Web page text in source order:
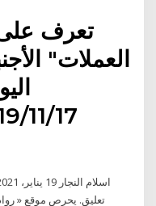
تعرف
العملات"
تعليق. يحرص موقع «